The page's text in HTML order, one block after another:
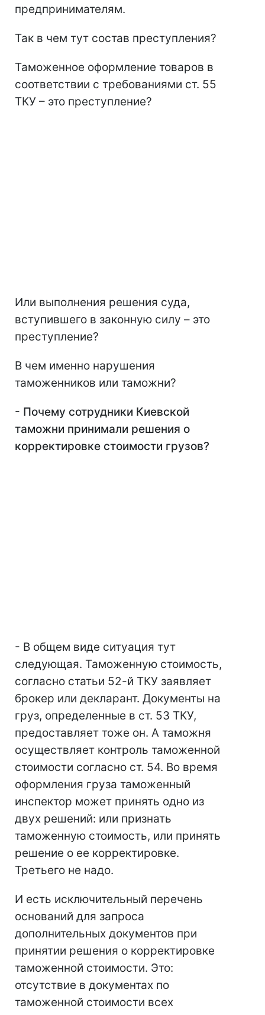
предпринимателям.
Так в чем тут состав преступления?
Таможенное оформление товаров в
соответствии с требованиями ст. 55
ТКУ – это преступление?
Или выполнения решения суда,
вступившего в законную силу – это
преступление?
В чем именно нарушения
таможенников или таможни?
- Почему сотрудники Киевской
таможни принимали решения о
корректировке стоимости грузов?
- В общем виде ситуация тут
следующая. Таможенную стоимость,
согласно статьи 52-й ТКУ заявляет
брокер или декларант. Документы на
груз, определенные в ст. 53 ТКУ,
предоставляет тоже он. А таможня
осуществляет контроль таможенной
стоимости согласно ст. 54. Во время
оформления груза таможенный
инспектор может принять одно из
двух решений: или признать
таможенную стоимость, или принять
решение о ее корректировке.
Третьего не надо.
И есть исключительный перечень
оснований для запроса
дополнительных документов при
принятии решения о корректировке
таможенной стоимости. Это:
отсутствие в документах по
таможенной стоимости всех